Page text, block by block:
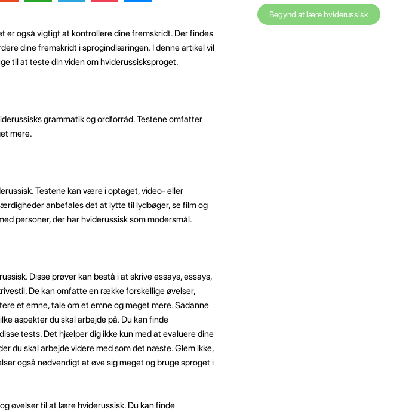
også vigtigt at kontrollere dine fremskridt. Der findes
dine fremskridt i sprogindlæringen. I denne artikel vil
til at teste din viden om hviderussisksproget.
grammatik og ordforråd. Testene omfatter
mere.
Testene kan være i optaget, video- eller
anbefales det at lytte til lydbøger, se film og
personer, der har hviderussisk som modersmål.
Disse prøver kan bestå i at skrive essays, essays,
De kan omfatte en række forskellige øvelser,
et emne, tale om et emne og meget mere. Sådanne
aspekter du skal arbejde på. Du kan finde
tests. Det hjælper dig ikke kun med at evaluere dine
du skal arbejde videre med som det næste. Glem ikke,
også nødvendigt at øve sig meget og bruge sproget i
øvelser til at lære hviderussisk. Du kan finde
Begynd at lære hviderussisk